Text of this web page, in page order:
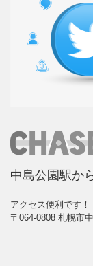
中島公園駅か
アクセス便利です！
〒064-0808 札幌市